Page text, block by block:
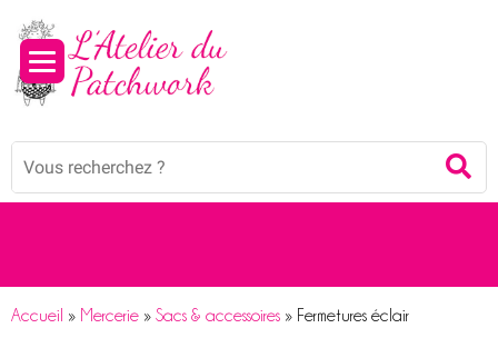
Mots
Accueil » Mercerie » Sacs & accessoires » Fermetures éclair